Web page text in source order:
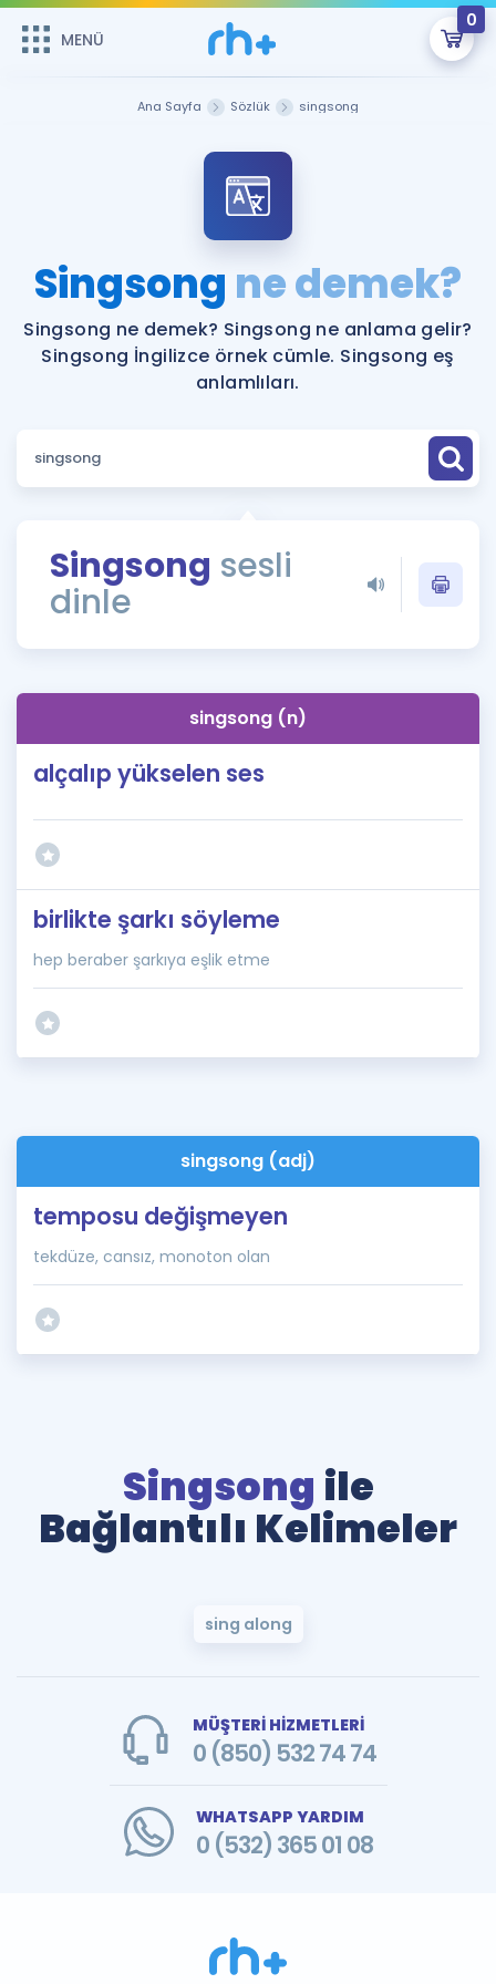
MENÜ
0
Şifremi Hatırlamıyorum
ÜYE DEĞİLİM
Sepetin Şu An Boş.
Remzi Hoca ile seni sınava hazırlayacak onlarca eğitim seni
bekliyor!
MENÜ
Katılımcı Görüşleri
Faydalı Araçlar
Sözlük
Rehberlik Aracı
ÖSYM Sınav Takvimi
İngilizce Gramer
Hakkımızda
Ana Sayfa Sözlük singsong
Singsong ne demek?
Singsong ne demek? Singsong ne anlama gelir?
Singsong İngilizce örnek cümle. Singsong eş
anlamlıları.
Singsong sesli
dinle
singsong (n)
alçalıp yükselen ses
birlikte şarkı söyleme
hep beraber şarkıya eşlik etme
singsong (adj)
temposu değişmeyen
tekdüze, cansız, monoton olan
Singsong ile
Bağlantılı Kelimeler
sing along
MÜŞTERİ HİZMETLERİ
0 (850) 532 74 74
WHATSAPP YARDIM
0 (532) 365 01 08